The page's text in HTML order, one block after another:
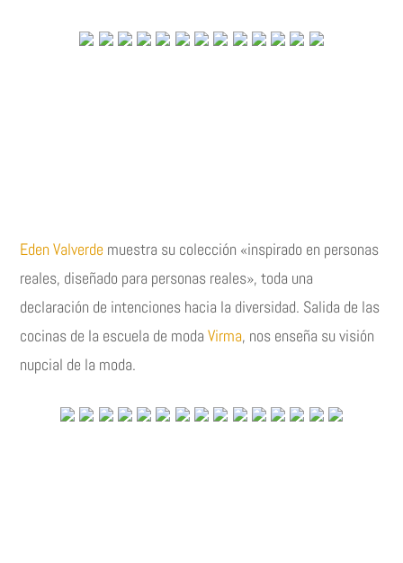
Eden Valverde muestra su colección «inspirado en personas
reales, diseñado para personas reales», toda una
declaración de intenciones hacia la diversidad. Salida de las
cocinas de la escuela de modaVirma, nos enseña su visión
nupcial de la moda.